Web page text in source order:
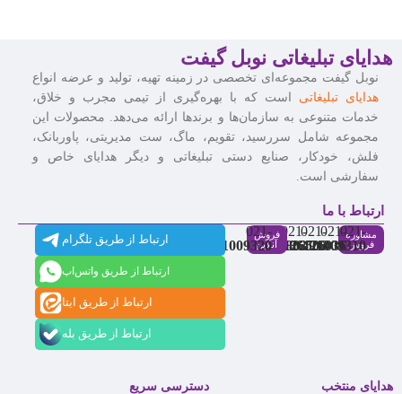
هدایای تبلیغاتی نوبل گیفت
نوبل گیفت مجموعه‌ای تخصصی در زمینه تهیه، تولید و عرضه انواع
هدایای تبلیغاتی است که با بهره‌گیری از تیمی مجرب و خلاق،
خدمات متنوعی به سازمان‌ها و برندها ارائه می‌دهد. محصولات این
مجموعه شامل سررسید، تقویم، ماگ، ست مدیریتی، پاوربانک،
فلش، خودکار، صنایع دستی تبلیغاتی و دیگر هدایای خاص و
سفارشی است.
ارتباط با ما
مشاوره
فروش
021-
91009310
021-
86126036
021-
86126506
021-
88537803
فروش
آنلاین
021-
91009320
ارتباط از طریق تلگرام
ارتباط از طریق واتس‌اپ
ارتباط از طریق ایتا
ارتباط از طریق بله
هدایای منتخب
دسترسی سریع